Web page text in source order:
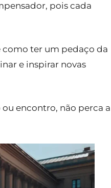
pois cada
como ter um pedaço da
e inspirar novas
encontro, não perca a